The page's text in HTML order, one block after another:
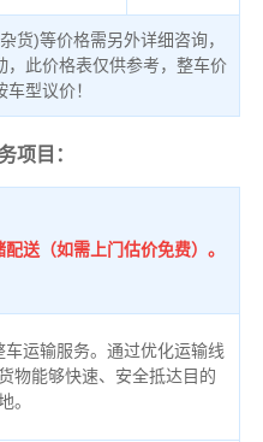
货)等价格需另外详细咨询，
，此价格表仅供参考，整车价
车型议价！
项目：
送（如需上门估价免费）。
运输服务。通过优化运输线
物能够快速、安全抵达目的
。